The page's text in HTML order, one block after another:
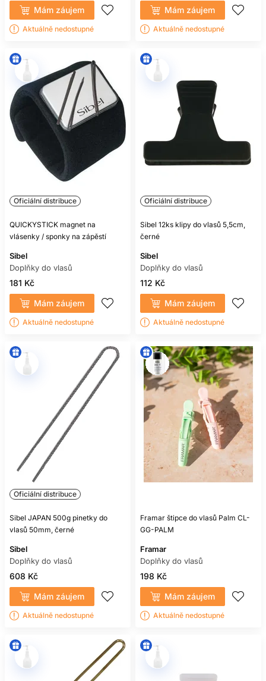
Mám záujem
Aktuálně nedostupné
Mám záujem
Aktuálně nedostupné
Oficiální distribuce
QUICKYSTICK magnet na
vlásenky / sponky na zápěstí
Sibel
Doplňky do vlasů
181 Kč
Mám záujem
Aktuálně nedostupné
Oficiální distribuce
Sibel 12ks klipy do vlasů 5,5cm,
černé
Sibel
Doplňky do vlasů
112 Kč
Mám záujem
Aktuálně nedostupné
Oficiální distribuce
Sibel JAPAN 500g pinetky do
vlasů 50mm, černé
Sibel
Doplňky do vlasů
608 Kč
Mám záujem
Aktuálně nedostupné
Framar štipce do vlasů Palm CL-
GG-PALM
Framar
Doplňky do vlasů
198 Kč
Mám záujem
Aktuálně nedostupné